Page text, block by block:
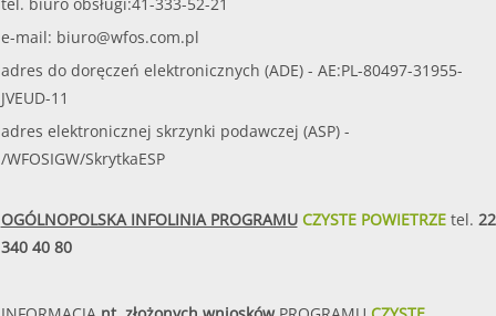
tel. biuro obsługi:41-333-52-21
e-mail: biuro@wfos.com.pl
adres do doręczeń elektronicznych (ADE) - AE:PL-80497-31955-
JVEUD-11
adres elektronicznej skrzynki podawczej (ASP) -
/WFOSIGW/SkrytkaESP
OGÓLNOPOLSKA INFOLINIA PROGRAMUCZYSTE POWIETRZEtel. 22
340 40 80